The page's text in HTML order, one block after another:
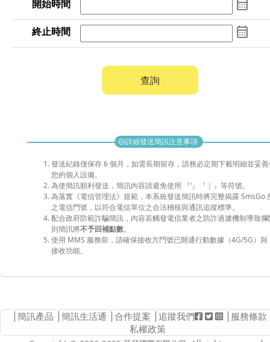
開始時間 calendar_month
終止時間 calendar_month
查詢
add_circle詳細發送簡訊注意事項
發送紀錄僅保存 6 個月，如需長期留存，請務必定期下載明細並妥
您的個人設備。
為使簡訊順利發送，簡訊內容請避免使用 『‘』『｜』等符號。
為落實《電信管理法》規範，本系統發送簡訊時將完整揭露 SmsGo
之電信門號，以符合電信單位之合法稽核與通訊追蹤標準。
配合政府防範詐騙簡訊，內容若觸發電信業者之防詐過濾機制導致
則簡訊將不予回補點數。
使用 MMS 服務前，請確保接收方門號已開通行動數據（4G/5G）與
接收功能。
簡訊產品 簡訊生活通 合作提案 │追蹤我們 │ 服務條款
私權政策